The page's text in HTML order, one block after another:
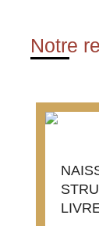
Notre